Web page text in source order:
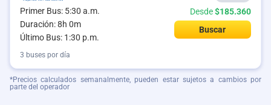
Primer Bus: 5:30 a.m.
Duración: 8h 0m
Último Bus: 1:30 p.m.
Desde$185.360
Buscar
3 buses por día
*Precios calculados semanalmente, pueden estar sujetos a cambios por
parte del operador